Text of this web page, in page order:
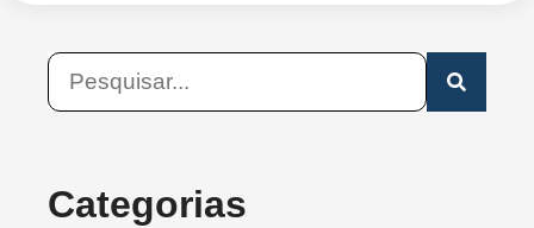
Categorias